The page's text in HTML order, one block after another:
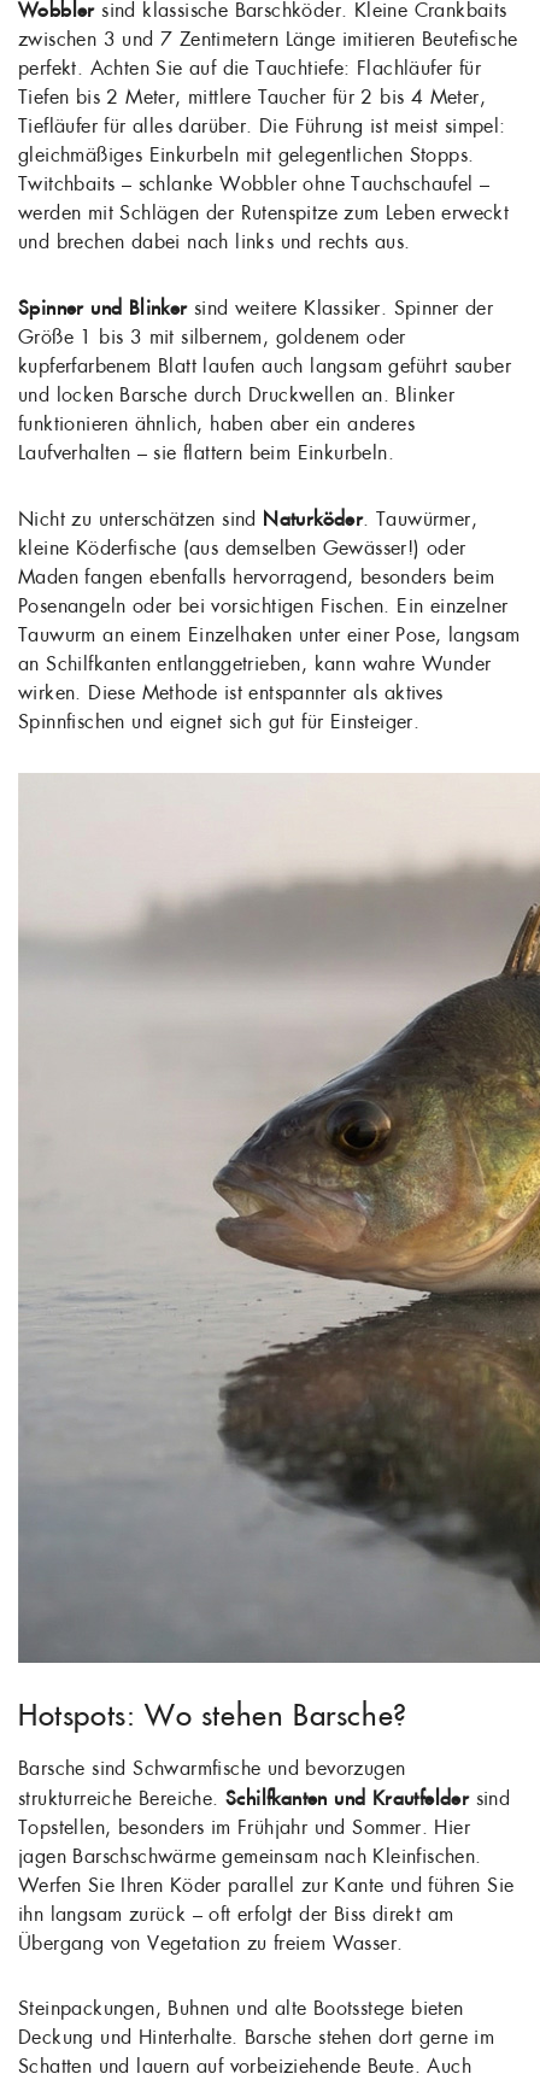
Wobblersind klassische Barschköder. Kleine Crankbaits
zwischen 3 und 7 Zentimetern Länge imitieren Beutefische
perfekt. Achten Sie auf die Tauchtiefe: Flachläufer für
Tiefen bis 2 Meter, mittlere Taucher für 2 bis 4 Meter,
Tiefläufer für alles darüber. Die Führung ist meist simpel:
gleichmäßiges Einkurbeln mit gelegentlichen Stopps.
Twitchbaits – schlanke Wobbler ohne Tauchschaufel –
werden mit Schlägen der Rutenspitze zum Leben erweckt
und brechen dabei nach links und rechts aus.
Spinner und Blinkersind weitere Klassiker. Spinner der
Größe 1 bis 3 mit silbernem, goldenem oder
kupferfarbenem Blatt laufen auch langsam geführt sauber
und locken Barsche durch Druckwellen an. Blinker
funktionieren ähnlich, haben aber ein anderes
Laufverhalten – sie flattern beim Einkurbeln.
Nicht zu unterschätzen sind Naturköder. Tauwürmer,
kleine Köderfische (aus demselben Gewässer!) oder
Maden fangen ebenfalls hervorragend, besonders beim
Posenangeln oder bei vorsichtigen Fischen. Ein einzelner
Tauwurm an einem Einzelhaken unter einer Pose, langsam
an Schilfkanten entlanggetrieben, kann wahre Wunder
wirken. Diese Methode ist entspannter als aktives
Spinnfischen und eignet sich gut für Einsteiger.
Hotspots: Wo stehen Barsche?
Barsche sind Schwarmfische und bevorzugen
strukturreiche Bereiche. Schilfkanten und Krautfeldersind
Topstellen, besonders im Frühjahr und Sommer. Hier
jagen Barschschwärme gemeinsam nach Kleinfischen.
Werfen Sie Ihren Köder parallel zur Kante und führen Sie
ihn langsam zurück – oft erfolgt der Biss direkt am
Übergang von Vegetation zu freiem Wasser.
Steinpackungen, Buhnen und alte Bootsstege bieten
Deckung und Hinterhalte. Barsche stehen dort gerne im
Schatten und lauern auf vorbeiziehende Beute. Auch